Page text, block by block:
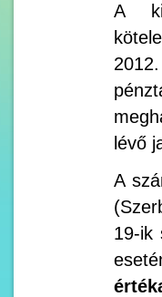
A
lévő
A
19-ik